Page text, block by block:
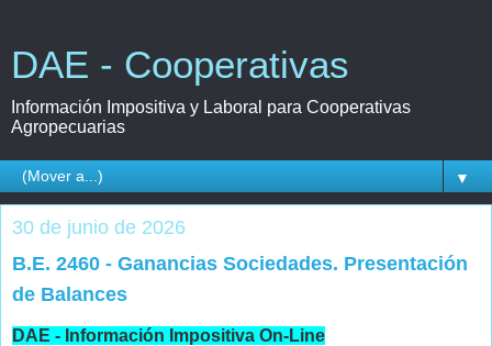
DAE - Cooperativas
Información Impositiva y Laboral para Cooperativas
Agropecuarias
▼
30 de junio de 2026
B.E. 2460 - Ganancias Sociedades. Presentación
de Balances
DAE - Información Impositiva On-Line